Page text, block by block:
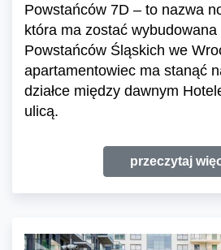
Powstańców 7D – to nazwa
która ma zostać wybudowana
Powstańców Śląskich we
apartamentowiec ma stanąć
działce między dawnym
ulicą.
przeczytaj